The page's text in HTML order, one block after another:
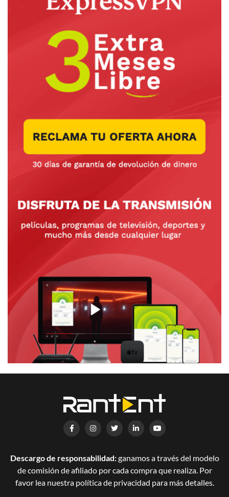
Descargo de responsabilidad:ganamos a través del modelo
de comisión de afiliado por cada compra que realiza. Por
favor lea nuestra política de privacidad para más detalles.